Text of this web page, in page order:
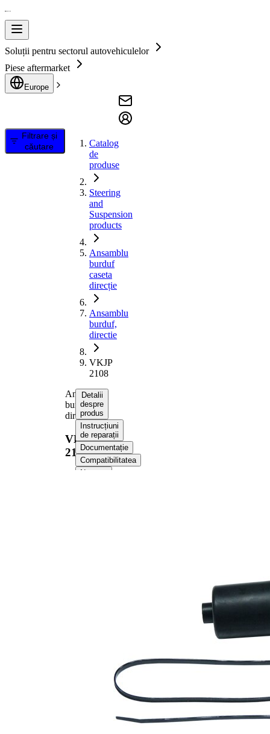
Soluții pentru sectorul autovehiculelor
Piese aftermarket
Europe
Filtrare și
căutare
Catalog
de
produse
Steering
and
Suspension
products
Ansamblu
burduf
caseta
direcție
Ansamblu
burduf,
directie
VKJP
2108
Ansamblu
burduf,
directie
VKJP
2108
Detalii
despre
produs
Instrucțiuni
de reparații
Documentație
Compatibilitatea
Numere